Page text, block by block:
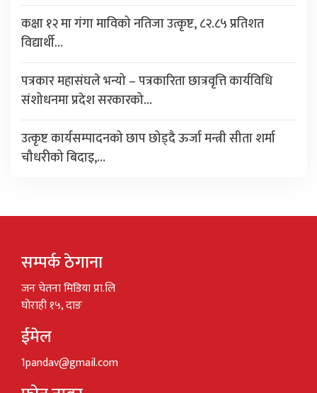
कक्षा १२ मा गंगा माविको नतिजा उत्कृष्ट, ८२.८५ प्रतिशत
विद्यार्थी…
पत्रकार महासंघले भन्यो – पत्रकारिता छात्रवृत्ति कार्यविधि
संशोधनमा प्रदेश सरकारको…
उत्कृष्ट कार्यसम्पादनको छाप छोड्दै ऊर्जा मन्त्री सीता शर्मा
चौधरीको बिदाइ,…
सम्पर्क ठेगाना
जन चेतना मिडिया प्रा.लि
घोराही १५, दाङ
ईमेल
1pandav@gmail.com